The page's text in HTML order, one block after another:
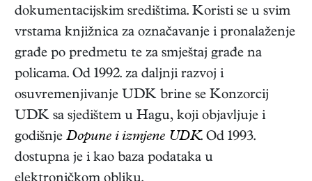
dokumentacijskim središtima. Koristi se u svim
vrstama knjižnica za označavanje i pronalaženje
građe po predmetu te za smještaj građe na
policama. Od 1992. za daljnji razvoj i
osuvremenjivanje UDK brine se Konzorcij
UDK sa sjedištem u Hagu, koji objavljuje i
godišnje Dopune i izmjene UDK. Od 1993.
dostupna je i kao baza podataka u